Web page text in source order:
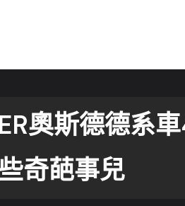
奧斯德德系
奇葩事兒